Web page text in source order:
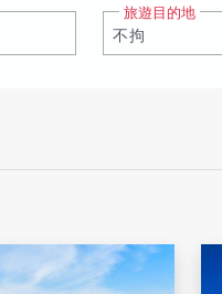
旅遊目的地